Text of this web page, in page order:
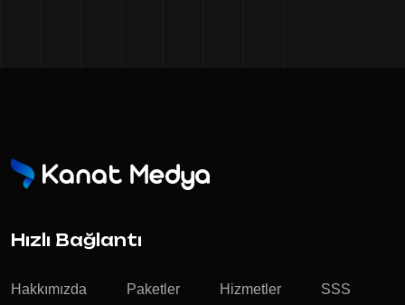
Hızlı Bağlantı
Hakkımızda Paketler Hizmetler SSS